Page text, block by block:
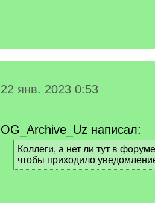
22 янв. 2023 0:53
OG_Archive_Uz написал:
[
q
]
Коллеги, а нет ли тут в
чтобы приходило
[